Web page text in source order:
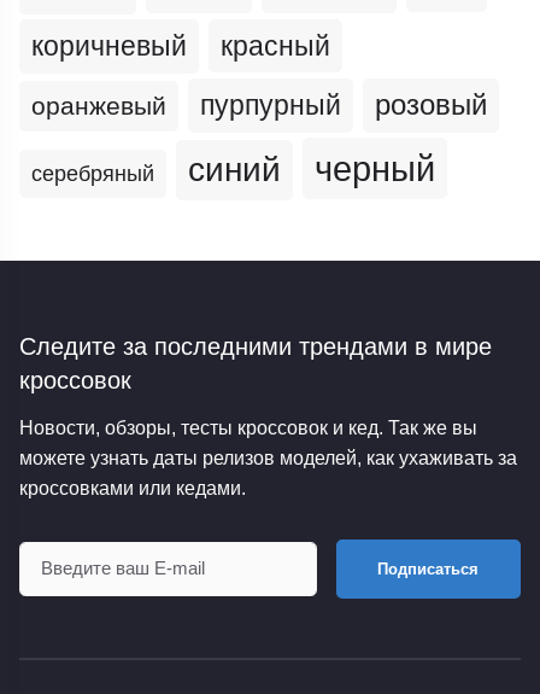
коричневый красный
оранжевый пурпурный розовый
серебряный синий черный
Следите за последними трендами в мире
кроссовок
Новости, обзоры, тесты кроссовок и кед. Так же вы
можете узнать даты релизов моделей, как ухаживать за
кроссовками или кедами.
Подписаться